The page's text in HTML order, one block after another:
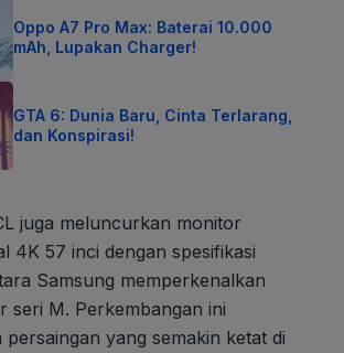
Oppo A7 Pro Max: Baterai 10.000
mAh, Lupakan Charger!
GTA 6: Dunia Baru, Cinta Terlarang,
dan Konspirasi!
juga meluncurkan monitor
4K 57 inci dengan spesifikasi
Samsung memperkenalkan
seri M. Perkembangan ini
yang semakin ketat di